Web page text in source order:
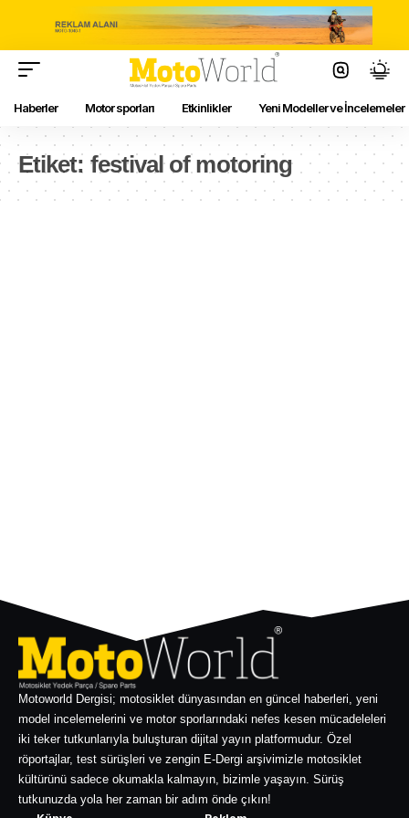
Haberler Motor sporları Etkinlikler Yeni Modeller ve İncelemeler
Etiket: festival of motoring
Motoworld Dergisi; motosiklet dünyasından en güncel haberleri, yeni
model incelemelerini ve motor sporlarındaki nefes kesen mücadeleleri
iki teker tutkunlarıyla buluşturan dijital yayın platformudur. Özel
röportajlar, test sürüşleri ve zengin E-Dergi arşivimizle motosiklet
kültürünü sadece okumakla kalmayın, bizimle yaşayın. Sürüş
tutkunuzda yola her zaman bir adım önde çıkın!